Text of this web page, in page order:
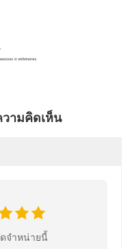
ามคิดเห็น
จําหน่ายนี้